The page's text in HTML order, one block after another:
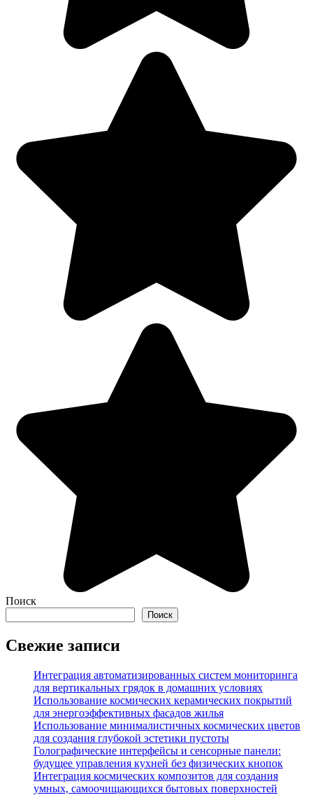
Поиск
Поиск
Свежие записи
Интеграция автоматизированных систем мониторинга
для вертикальных грядок в домашних условиях
Использование космических керамических покрытий
для энергоэффективных фасадов жилья
Использование минималистичных космических цветов
для создания глубокой эстетики пустоты
Голографические интерфейсы и сенсорные панели:
будущее управления кухней без физических кнопок
Интеграция космических композитов для создания
умных, самоочищающихся бытовых поверхностей